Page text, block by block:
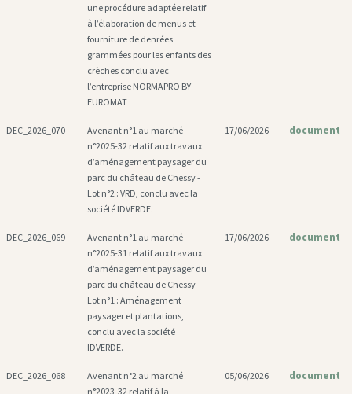
une procédure adaptée relatif
à l’élaboration de menus et
fourniture de denrées
grammées pour les enfants des
crèches conclu avec
l’entreprise NORMAPRO BY
EUROMAT
DEC_2026_070
Avenant n°1 au marché
n°2025-32 relatif aux travaux
d’aménagement paysager du
parc du château de Chessy -
Lot n°2 : VRD, conclu avec la
société IDVERDE.
17/06/2026 document
DEC_2026_069
Avenant n°1 au marché
n°2025-31 relatif aux travaux
d’aménagement paysager du
parc du château de Chessy -
Lot n°1 : Aménagement
paysager et plantations,
conclu avec la société
IDVERDE.
17/06/2026 document
DEC_2026_068
Avenant n°2 au marché
n°2023-32 relatif à la
05/06/2026 document